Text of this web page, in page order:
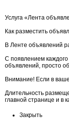
Услуга «Лента
Как разместить
В Ленте объявлений
С появлением каждого
объявлений, просто
Внимание! Если в
Длительность
главной странице и в
Закрыть